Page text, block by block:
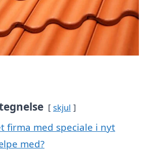
skjul
firma med speciale i nyt
med?